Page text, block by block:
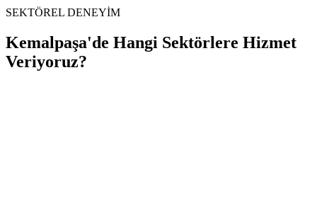
SEKTÖREL DENEYİM
Kemalpaşa'de Hangi Sektörlere Hizmet
Veriyoruz?